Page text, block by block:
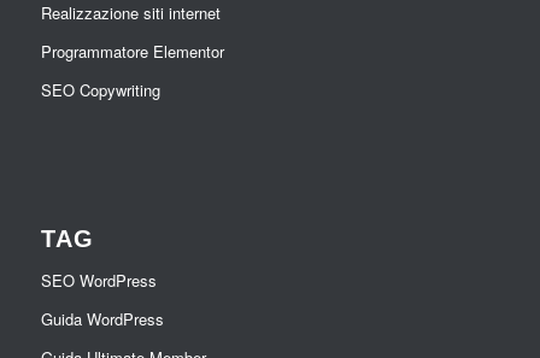
Realizzazione siti internet
Programmatore Elementor
SEO Copywriting
TAG
SEO WordPress
Guida WordPress